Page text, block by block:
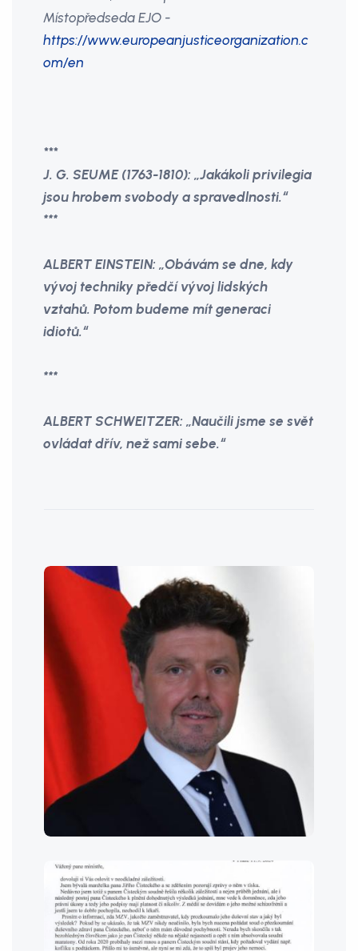
Místopředseda EJO -
https://www.europeanjusticeorganization.c
om/en
***
J. G. SEUME (1763-1810): „Jakákoli privilegia
jsou hrobem svobody a spravedlnosti.“
***
ALBERT EINSTEIN: „Obávám se dne, kdy
vývoj techniky předčí vývoj lidských
vztahů. Potom budeme mít generaci
idiotů.“
***
ALBERT SCHWEITZER: „Naučili jsme se svět
ovládat dřív, než sami sebe.“